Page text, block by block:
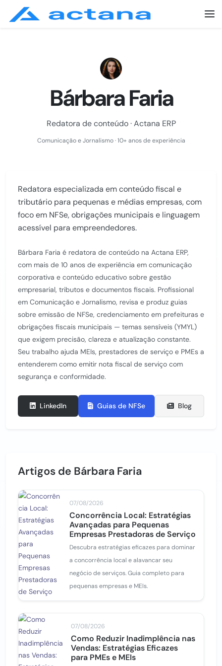
Bárbara Faria
Redatora de conteúdo · Actana ERP
Comunicação e Jornalismo · 10+ anos de experiência
Redatora especializada em conteúdo fiscal e
tributário para pequenas e médias empresas, com
foco em NFSe, obrigações municipais e linguagem
acessível para empreendedores.
Bárbara Faria é redatora de conteúdo na Actana ERP,
com mais de 10 anos de experiência em comunicação
corporativa e conteúdo educativo sobre gestão
empresarial, tributos e documentos fiscais. Profissional
em Comunicação e Jornalismo, revisa e produz guias
sobre emissão de NFSe, credenciamento em prefeituras e
obrigações fiscais municipais — temas sensíveis (YMYL)
que exigem precisão, clareza e atualização constante.
Seu trabalho ajuda MEIs, prestadores de serviço e PMEs a
entenderem como emitir nota fiscal de serviço com
segurança e conformidade.
LinkedIn Guias de NFSe Blog
Artigos de Bárbara Faria
07/08/2026
Concorrência Local: Estratégias
Avançadas para Pequenas
Empresas Prestadoras de Serviço
Descubra estratégias eficazes para dominar
a concorrência local e alavancar seu
negócio de serviços. Guia completo para
pequenas empresas e MEIs.
07/08/2026
Como Reduzir Inadimplência nas
Vendas: Estratégias Eficazes
para PMEs e MEIs